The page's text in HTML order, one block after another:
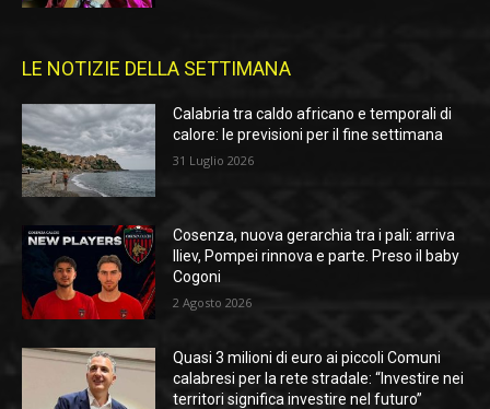
LE NOTIZIE DELLA SETTIMANA
Calabria tra caldo africano e temporali di
calore: le previsioni per il fine settimana
31 Luglio 2026
Cosenza, nuova gerarchia tra i pali: arriva
Iliev, Pompei rinnova e parte. Preso il baby
Cogoni
2 Agosto 2026
Quasi 3 milioni di euro ai piccoli Comuni
calabresi per la rete stradale: “Investire nei
territori significa investire nel futuro”